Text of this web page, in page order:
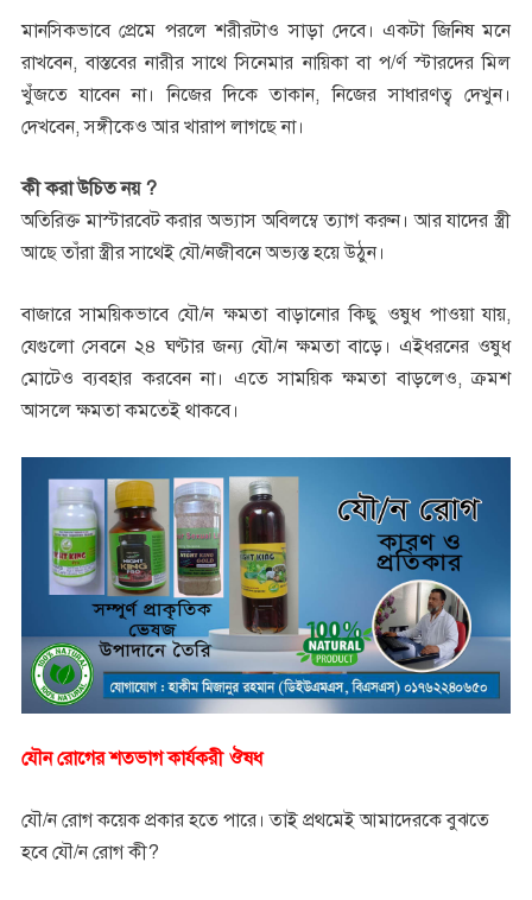
মানসিকভাবে প্রেমে পরলে শরীরটাও সাড়া দেবে। একটা জিনিষ মনে
রাখবেন, বাস্তবের নারীর সাথে সিনেমার নায়িকা বা প/র্ণ স্টারদের মিল
খুঁজতে যাবেন না। নিজের দিকে তাকান, নিজের সাধারণত্ব দেখুন।
দেখবেন, সঙ্গীকেও আর খারাপ লাগছে না।
কী করা উচিত নয় ?
অতিরিক্ত মাস্টারবেট করার অভ্যাস অবিলম্বে ত্যাগ করুন। আর যাদের স্ত্রী
আছে তাঁরা স্ত্রীর সাথেই যৌ/নজীবনে অভ্যস্ত হয়ে উঠুন।
বাজারে সাময়িকভাবে যৌ/ন ক্ষমতা বাড়ানোর কিছু ওষুধ পাওয়া যায়,
যেগুলো সেবনে ২৪ ঘণ্টার জন্য যৌ/ন ক্ষমতা বাড়ে। এইধরনের ওষুধ
মোটেও ব্যবহার করবেন না। এতে সাময়িক ক্ষমতা বাড়লেও, ক্রমশ
আসলে ক্ষমতা কমতেই থাকবে।
যৌন রোগের শতভাগ কার্যকরী ঔষধ
যৌ/ন রোগ কয়েক প্রকার হতে পারে। তাই প্রথমেই আমাদেরকে বুঝতে
হবে যৌ/ন রোগ কী?